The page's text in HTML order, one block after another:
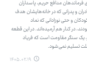
فرماندهان مدافع حریم، پاسداران
و پدرانی که در خانه‌هایشان هدف
و حتی نوزادانی که نماد
در کنار هم آرمیده‌اند. در این قطعه
یک سنگر مقاومت است که فریاد
تسلیم نمی‌شود.
۱۴۰۵.۰۲.۱۹